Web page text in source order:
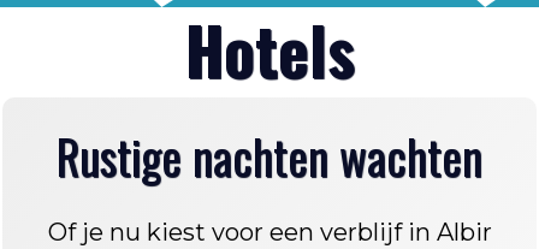
Hotels
Rustige nachten wachten
Of je nu kiest voor een verblijf in Albir